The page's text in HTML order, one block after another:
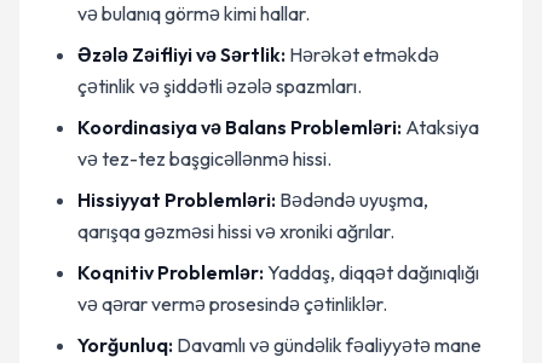
və bulanıq görmə kimi hallar.
Əzələ Zəifliyi və Sərtlik: Hərəkət etməkdə
çətinlik və şiddətli əzələ spazmları.
Koordinasiya və Balans Problemləri: Ataksiya
və tez-tez başgicəllənmə hissi.
Hissiyyat Problemləri: Bədəndə uyuşma,
qarışqa gəzməsi hissi və xroniki ağrılar.
Koqnitiv Problemlər:Yaddaş, diqqət dağınıqlığı
və qərar vermə prosesində çətinliklər.
Yorğunluq: Davamlı və gündəlik fəaliyyətə mane